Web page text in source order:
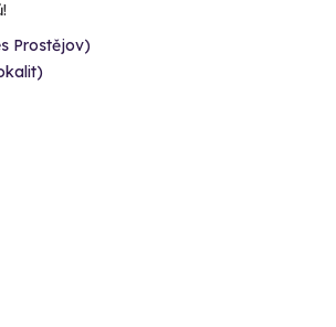
Prostějov)